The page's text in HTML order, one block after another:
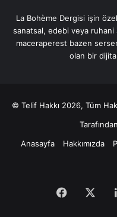
La Bohème Dergisi işin
sanatsal, edebi veya ruhani
maceraperest bazen
olan bir
© Telif Hakkı 2026, Tüm
Anasayfa
Hakkımızda
Facebook